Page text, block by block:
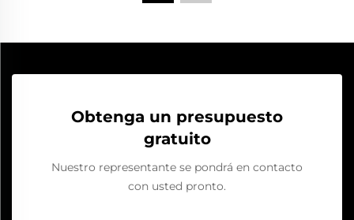
Obtenga un presupuesto
gratuito
Nuestro representante se pondrá en contacto
con usted pronto.